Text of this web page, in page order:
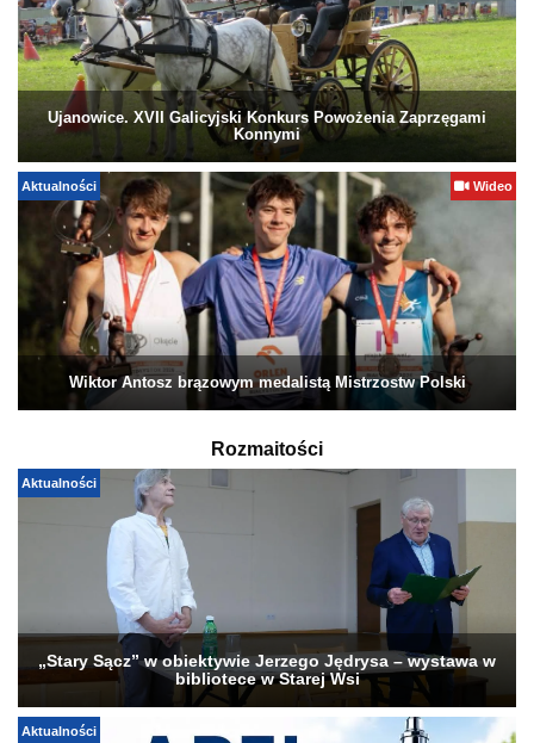
Ujanowice. XVII Galicyjski Konkurs Powożenia Zaprzęgami
Konnymi
Aktualności Wideo
Wiktor Antosz brązowym medalistą Mistrzostw Polski
Rozmaitości
Aktualności
„Stary Sącz” w obiektywie Jerzego Jędrysa – wystawa w
bibliotece w Starej Wsi
Aktualności